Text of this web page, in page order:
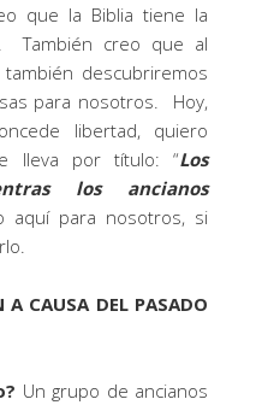
que la Biblia tiene la
También creo que al
descubriremos
para nosotros. Hoy,
libertad, quiero
lleva por título: “Los
los ancianos
para nosotros, si
CAUSA DEL PASADO
Un grupo de ancianos